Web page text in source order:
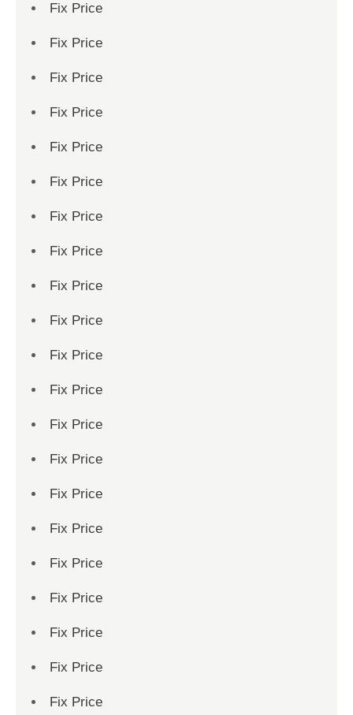
Fix Price
Fix Price
Fix Price
Fix Price
Fix Price
Fix Price
Fix Price
Fix Price
Fix Price
Fix Price
Fix Price
Fix Price
Fix Price
Fix Price
Fix Price
Fix Price
Fix Price
Fix Price
Fix Price
Fix Price
Fix Price